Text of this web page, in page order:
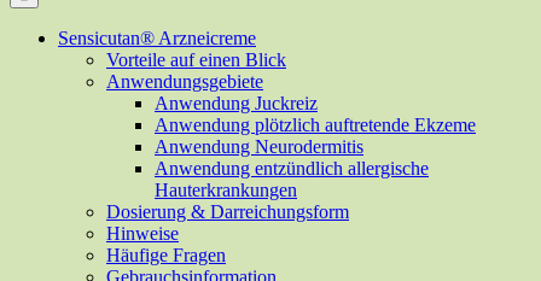
Sensicutan® Arzneicreme
Vorteile auf einen Blick
Anwendungsgebiete
Anwendung Juckreiz
Anwendung plötzlich auftretende Ekzeme
Anwendung Neurodermitis
Anwendung entzündlich allergische
Hauterkrankungen
Dosierung & Darreichungsform
Hinweise
Häufige Fragen
Gebrauchsinformation